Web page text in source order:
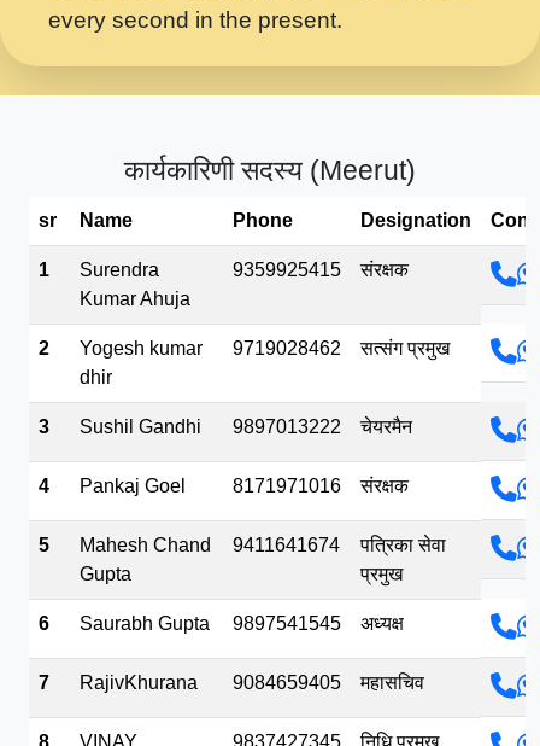
सख भ मझ पयर ह दख भ मझ पयर ह!छड म कस दत
सपरहट भजन 2021 - तर अखय ह जद भर बहर ज म
सपरहट शयम भजन - जय जय शयम जय जय शयम
भव.mp3
every second in the present.
कार्यकारिणी सदस्य (Meerut)
sr Name Phone Designation
1
Surendra
Kumar Ahuja
9359925415 संरक्षक
2
Yogesh kumar
dhir
9719028462 सत्संग प्रमुख
3 Sushil Gandhi 9897013222 चेयरमैन
4 Pankaj Goel 8171971016 संरक्षक
5
Mahesh Chand
Gupta
9411641674
पत्रिका सेवा
प्रमुख
6 Saurabh Gupta 9897541545 अध्यक्ष
7 RajivKhurana 9084659405 महासचिव
8 VINAY 9837427345 निधि प्रमुख